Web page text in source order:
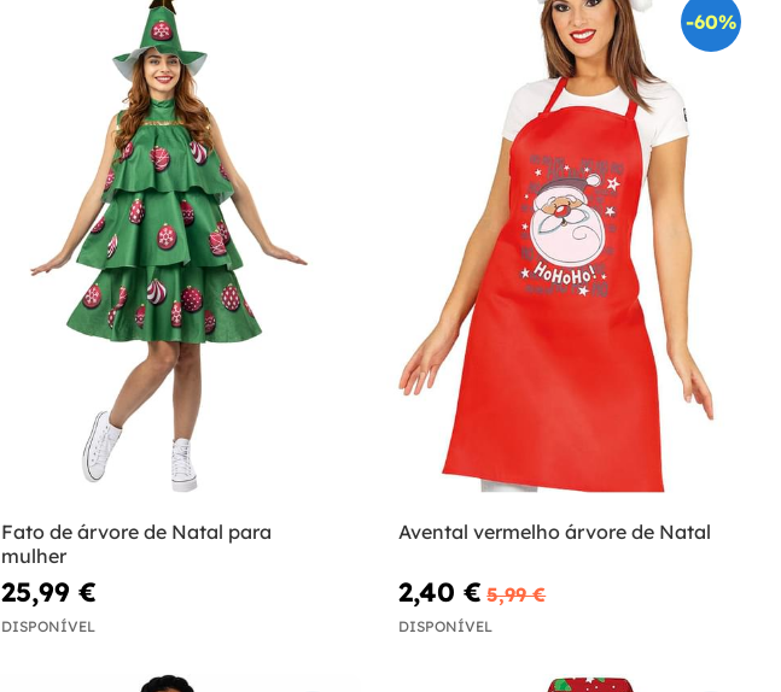
Fato de árvore de Natal para
mulher
25,99 €
DISPONÍVEL
-60%
Avental vermelho árvore de Natal
2,40 € 5,99 €
DISPONÍVEL